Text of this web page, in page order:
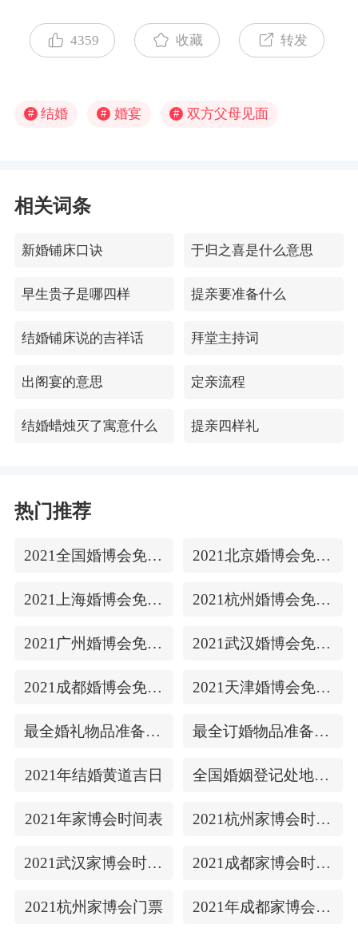
4359 收藏 转发
# 结婚 # 婚宴 # 双方父母见面
相关词条
新婚铺床口诀 于归之喜是什么意思
早生贵子是哪四样 提亲要准备什么
结婚铺床说的吉祥话 拜堂主持词
出阁宴的意思 定亲流程
结婚蜡烛灭了寓意什么 提亲四样礼
热门推荐
2021全国婚博会免费门票 2021北京婚博会免费门票
2021上海婚博会免费门票 2021杭州婚博会免费门票
2021广州婚博会免费门票 2021武汉婚博会免费门票
2021成都婚博会免费门票 2021天津婚博会免费门票
最全婚礼物品准备清单 最全订婚物品准备清单
2021年结婚黄道吉日 全国婚姻登记处地址/上下时间
2021年家博会时间表 2021杭州家博会时间表
2021武汉家博会时间表 2021成都家博会时间表
2021杭州家博会门票 2021年成都家博会门票